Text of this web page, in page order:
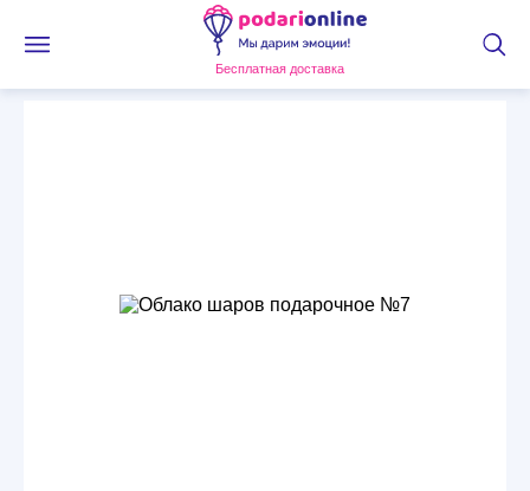
Бесплатная доставка